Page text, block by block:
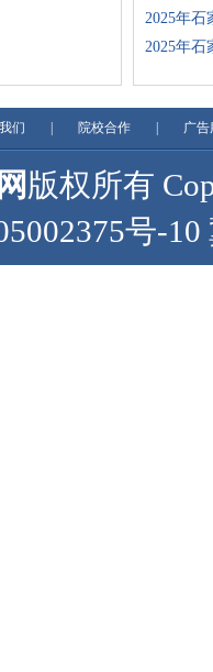
2025年石
2025年石
们 院校合作 广
版权所有
号-10